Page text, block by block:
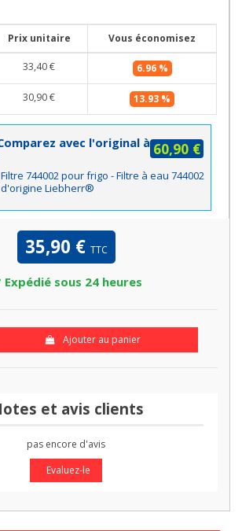
Prix unitaire Vous économisez
33,40 € 6.96 %
30,90 € 13.93 %
avec l'original à 60,90 €
Filtre 744002 pour frigo - Filtre à eau 744002
d'origine Liebherr®
35,90 € TTC
Expédié sous 24 heures
Ajouter au panier
et avis clients
pas encore d'avis
Evaluez-le